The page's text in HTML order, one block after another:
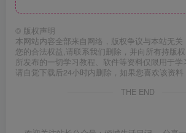
© 版权声明
本网站内容全部来自网络，版权争议与本站无关
您的合法权益,请联系我们删除，并向所有持版
所发布的一切学习教程、软件等资料仅限用于学
请自觉下载后24小时内删除，如果您喜欢该资料
THE END